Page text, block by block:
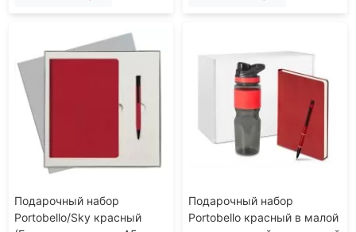
Подарочный набор
Portobello/Sky красный
Подарочный набор
Portobello красный в малой